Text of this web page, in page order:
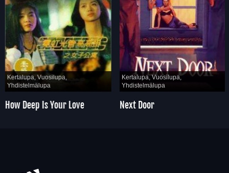
Kertalupa, Vuosilupa,
Yhdistelmälupa
How Deep Is Your Love
Kertalupa, Vuosilupa,
Yhdistelmälupa
Next Door